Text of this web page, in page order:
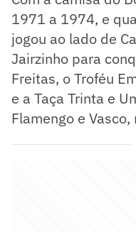
1971 a 1974, e
jogou ao lado de
Jairzinho para
Freitas, o Troféu
e a Taça Trinta e
Flamengo e